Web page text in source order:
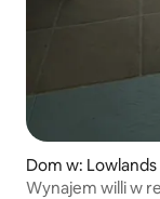
Dom w: Lowlands
Wynajem willi w